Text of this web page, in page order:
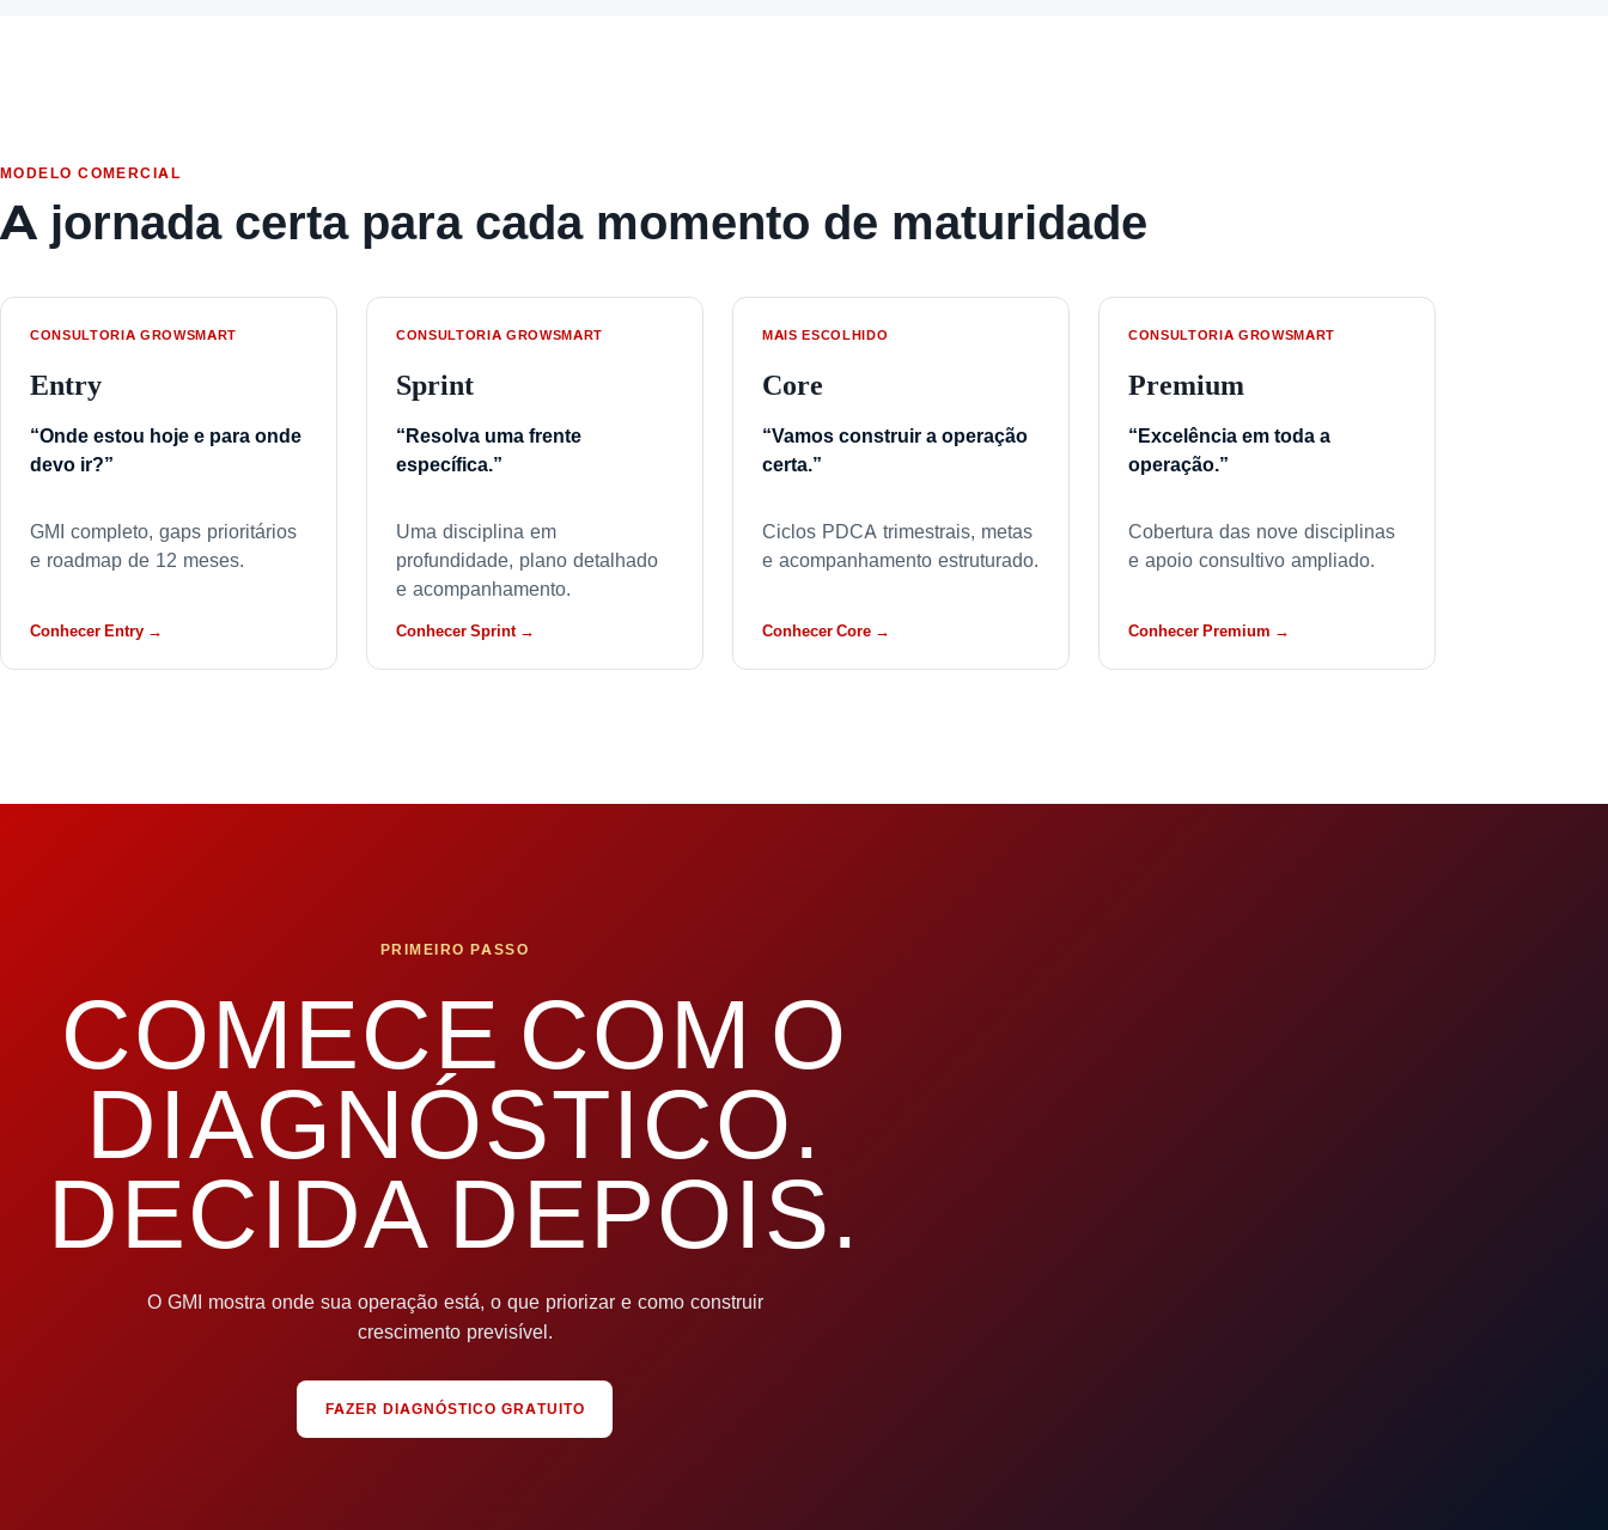
MODELO COMERCIAL
A jornada certa para cada momento de maturidade
CONSULTORIA GROWSMART
Entry
“Onde estou hoje e para onde
devo ir?”
GMI completo, gaps prioritários
e roadmap de 12 meses.
Conhecer Entry →
CONSULTORIA GROWSMART
Sprint
“Resolva uma frente
específica.”
Uma disciplina em
profundidade, plano detalhado
e acompanhamento.
Conhecer Sprint →
MAIS ESCOLHIDO
Core
“Vamos construir a operação
certa.”
Ciclos PDCA trimestrais, metas
e acompanhamento estruturado.
Conhecer Core →
CONSULTORIA GROWSMART
Premium
“Excelência em toda a
operação.”
Cobertura das nove disciplinas
e apoio consultivo ampliado.
Conhecer Premium →
PRIMEIRO PASSO
COMECE COM O
DIAGNÓSTICO.
DECIDA DEPOIS.
O GMI mostra onde sua operação está, o que priorizar e como construir
crescimento previsível.
FAZER DIAGNÓSTICO GRATUITO